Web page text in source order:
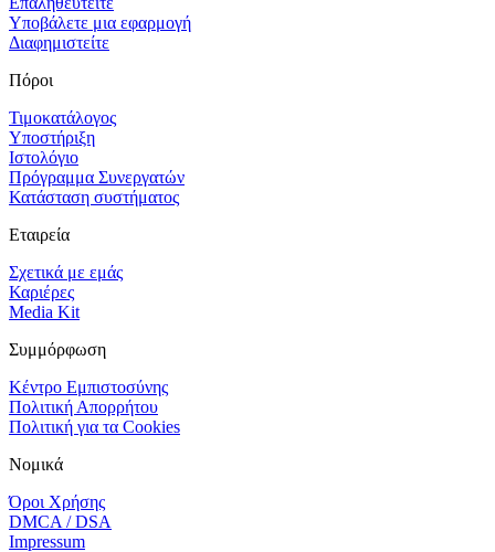
Υποβάλετε μια εφαρμογή
Διαφημιστείτε
Πόροι
Τιμοκατάλογος
Υποστήριξη
Ιστολόγιο
Πρόγραμμα Συνεργατών
Κατάσταση συστήματος
Εταιρεία
Σχετικά με εμάς
Καριέρες
Media Kit
Συμμόρφωση
Κέντρο Εμπιστοσύνης
Πολιτική Απορρήτου
Πολιτική για τα Cookies
Νομικά
Όροι Χρήσης
DMCA / DSA
Impressum